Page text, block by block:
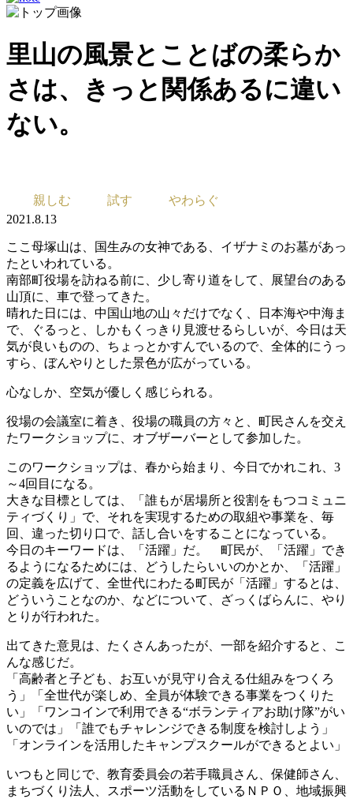
里山の風景とことばの柔らか
さは、きっと関係あるに違い
ない。
親しむ 試す
やわらぐ
2021.8.13
ここ母塚山は、国生みの女神である、イザナミのお墓があっ
たといわれている。
南部町役場を訪ねる前に、少し寄り道をして、展望台のある
山頂に、車で登ってきた。
晴れた日には、中国山地の山々だけでなく、日本海や中海ま
で、ぐるっと、しかもくっきり見渡せるらしいが、今日は天
気が良いものの、ちょっとかすんでいるので、全体的にうっ
すら、ぼんやりとした景色が広がっている。
心なしか、空気が優しく感じられる。
役場の会議室に着き、役場の職員の方々と、町民さんを交え
たワークショップに、オブザーバーとして参加した。
このワークショップは、春から始まり、今日でかれこれ、3
～4回目になる。
大きな目標としては、「誰もが居場所と役割をもつコミュニ
ティづくり」で、それを実現するための取組や事業を、毎
回、違った切り口で、話し合いをすることになっている。
今日のキーワードは、「活躍」だ。 町民が、「活躍」でき
るようになるためには、どうしたらいいのかとか、「活躍」
の定義を広げて、全世代にわたる町民が「活躍」するとは、
どういうことなのか、などについて、ざっくばらんに、やり
とりが行われた。
出てきた意見は、たくさんあったが、一部を紹介すると、こ
んな感じだ。
「高齢者と子ども、お互いが見守り合える仕組みをつくろ
う」「全世代が楽しめ、全員が体験できる事業をつくりた
い」「ワンコインで利用できる“ボランティアお助け隊”がい
いのでは」「誰でもチャレンジできる制度を検討しよう」
「オンラインを活用したキャンプスクールができるとよい」
いつもと同じで、教育委員会の若手職員さん、保健師さん、
まちづくり法人、スポーツ活動をしているＮＰＯ、地域振興